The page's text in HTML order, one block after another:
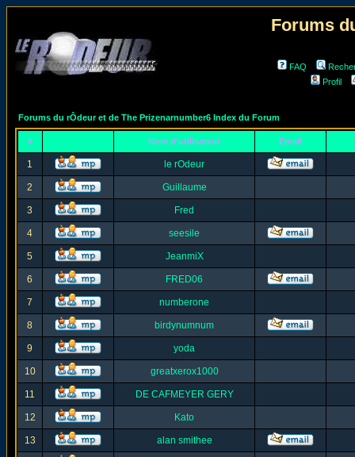
Forums
FAQ
Profil
Forums du rÔdeur et de The Prizenarnumber6 Index du Forum
# Nom d'utilisateur Email
1 le rOdeur
2 Guillaume
3 Fred
4 seesile
5 JeanmiX
6 FRED06
7 numberone
8 birdynumnum
9 yoda
10 greatxerox1000
11 DE CAFMEYER GERY
12 Kato
13 alan smithee